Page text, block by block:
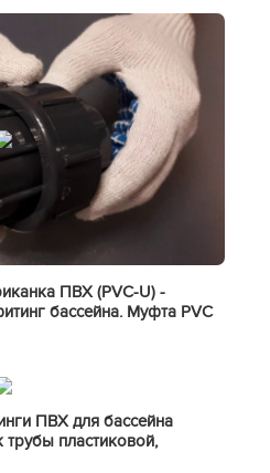
ПВХ (PVC-U) -
бассейна. Муфта PVC
ПВХ для бассейна
пластиковой,